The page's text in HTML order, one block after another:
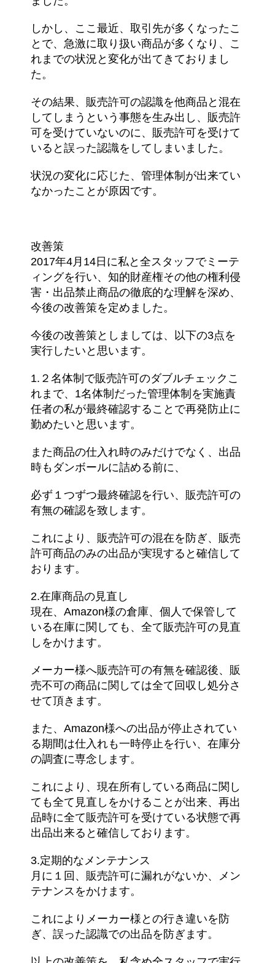
しかし、ここ最近、取引先が多くなったこ
とで、急激に取り扱い商品が多くなり、こ
れまでの状況と変化が出てきておりまし
た。
その結果、販売許可の認識を他商品と混在
してしまうという事態を生み出し、販売許
可を受けていないのに、販売許可を受けて
いると誤った認識をしてしまいました。
状況の変化に応じた、管理体制が出来てい
なかったことが原因です。
改善策
2017年4月14日に私と全スタッフでミーテ
ィングを行い、知的財産権その他の権利侵
害・出品禁止商品の徹底的な理解を深め、
今後の改善策を定めました。
今後の改善策としましては、以下の3点を
実行したいと思います。
1.２名体制で販売許可のダブルチェック こ
れまで、1名体制だった管理体制を実施責
任者の私が最終確認することで再発防止に
勤めたいと思います。
また商品の仕入れ時のみだけでなく、出品
時もダンボールに詰める前に、
必ず１つずつ最終確認を行い、販売許可の
有無の確認を致します。
これにより、販売許可の混在を防ぎ、販売
許可商品のみの出品が実現すると確信して
おります。
2.在庫商品の見直し
現在、Amazon様の倉庫、個人で保管して
いる在庫に関しても、全て販売許可の見直
しをかけます。
メーカー様へ販売許可の有無を確認後、販
売不可の商品に関しては全て回収し処分さ
せて頂きます。
また、Amazon様への出品が停止されてい
る期間は仕入れも一時停止を行い、在庫分
の調査に専念します。
これにより、現在所有している商品に関し
ても全て見直しをかけることが出来、再出
品時に全て販売許可を受けている状態で再
出品出来ると確信しております。
3.定期的なメンテナンス
月に１回、販売許可に漏れがないか、メン
テナンスをかけます。
これによりメーカー様との行き違いを防
ぎ、誤った認識での出品を防ぎます。